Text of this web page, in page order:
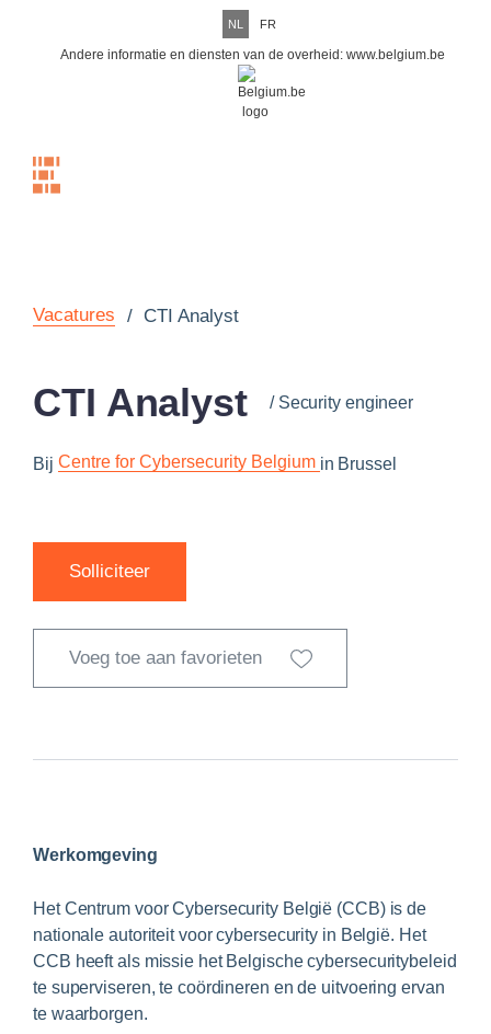
NL FR
Andere informatie en diensten van de overheid: www.belgium.be
Vacatures / CTI Analyst
CTI Analyst / Security engineer
Bij Centre for Cybersecurity Belgium in Brussel
Solliciteer
Voeg toe aan favorieten
Werkomgeving
Het Centrum voor Cybersecurity België (CCB) is de
nationale autoriteit voor cybersecurity in België. Het
CCB heeft als missie het Belgische cybersecuritybeleid
te superviseren, te coördineren en de uitvoering ervan
te waarborgen.